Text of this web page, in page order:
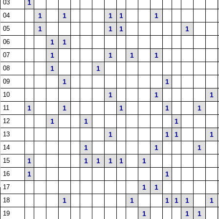
03 1
04 1 1 1 1 1
05 1 1 1 1
06 1 1
07 1 1 1 1
08 1 1
09 1 1
10 1 1 1
11 1 1 1 1 1
12 1 1 1
13 1 1 1 1
14 1 1 1
15 1 1 1 1 1 1
16 1 1
17 1 1
18 1 1 1 1 1 1
19 1 1 1